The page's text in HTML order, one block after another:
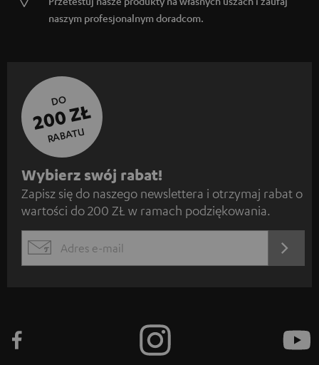
naszym profesjonalnym doradcom.
DO
200 ZŁ
RABATU
Z
a
p
s
ę
Wybierz swój rabat!
Zapisz się do naszego newslettera i otrzymaj rabat o
wartości do 200 ZŁ w ramach podziękowania.
EMAIL